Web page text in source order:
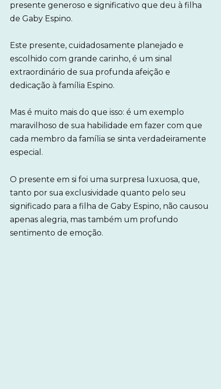
presente generoso e significativo que deu à filha
de Gaby Espino.
Este presente, cuidadosamente planejado e
escolhido com grande carinho, é um sinal
extraordinário de sua profunda afeição e
dedicação à família Espino.
Mas é muito mais do que isso: é um exemplo
maravilhoso de sua habilidade em fazer com que
cada membro da família se sinta verdadeiramente
especial.
O presente em si foi uma surpresa luxuosa, que,
tanto por sua exclusividade quanto pelo seu
significado para a filha de Gaby Espino, não causou
apenas alegria, mas também um profundo
sentimento de emoção.